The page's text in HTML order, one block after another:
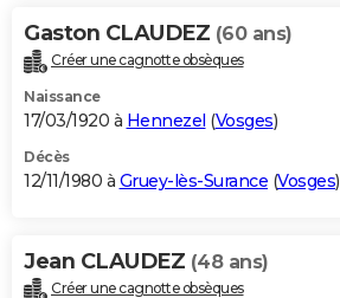
Gaston CLAUDEZ (60 ans)
Créer une cagnotte obsèques
Naissance
17/03/1920 à Hennezel (Vosges)
Décès
12/11/1980 à Gruey-lès-Surance (Vosges)
Jean CLAUDEZ (48 ans)
Créer une cagnotte obsèques